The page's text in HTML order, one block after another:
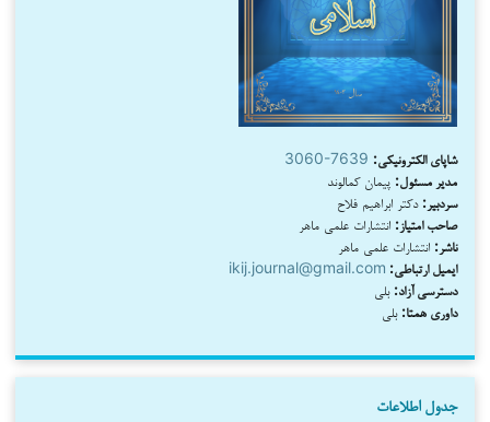
شاپای الکترونیکی: 3060-7639
مدیر مسئول: پیمان کمالوند
سردبیر: دکتر ابراهیم فلاح
صاحب امتیاز: انتشارات علمی ماهر
ناشر: انتشارات علمی ماهر
ایمیل ارتباطی: ikij.journal@gmail.com
دسترسی آزاد: بلی
داوری همتا: بلی
جدول اطلاعات